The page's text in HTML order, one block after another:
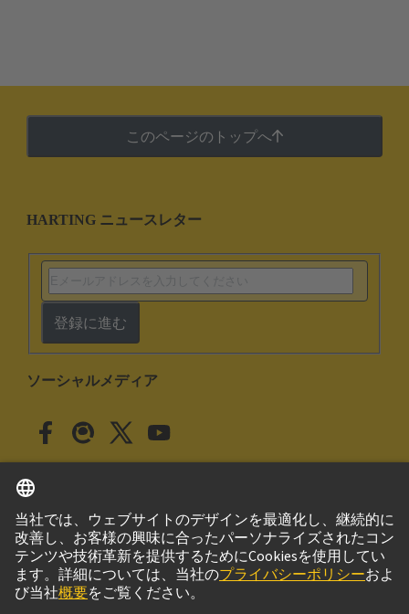
このページのトップへ
HARTING ニュースレター
登録に進む
ソーシャルメディア
日本 日本語
© ハーティング株式会社